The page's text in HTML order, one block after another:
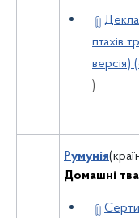
птахів
версія)
)
Румунія
Домашні